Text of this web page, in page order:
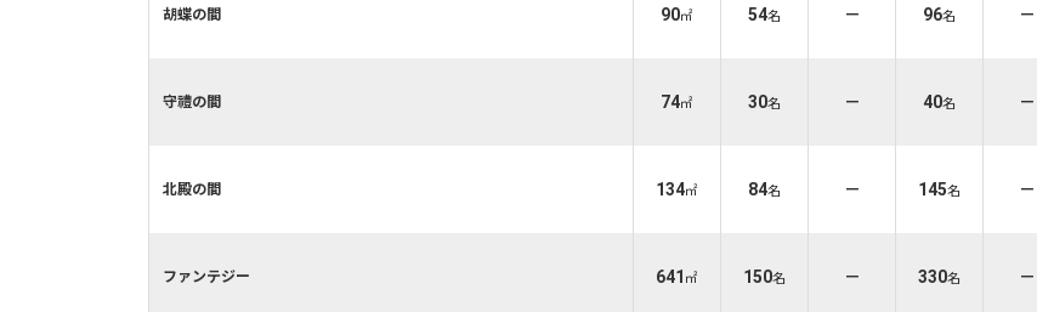
胡蝶の間 90㎡ 54名 － 96名 －
守禮の間 74㎡ 30名 － 40名 －
北殿の間 134㎡ 84名 － 145名 －
ファンテジー 641 ㎡ 150名 － 330名 －